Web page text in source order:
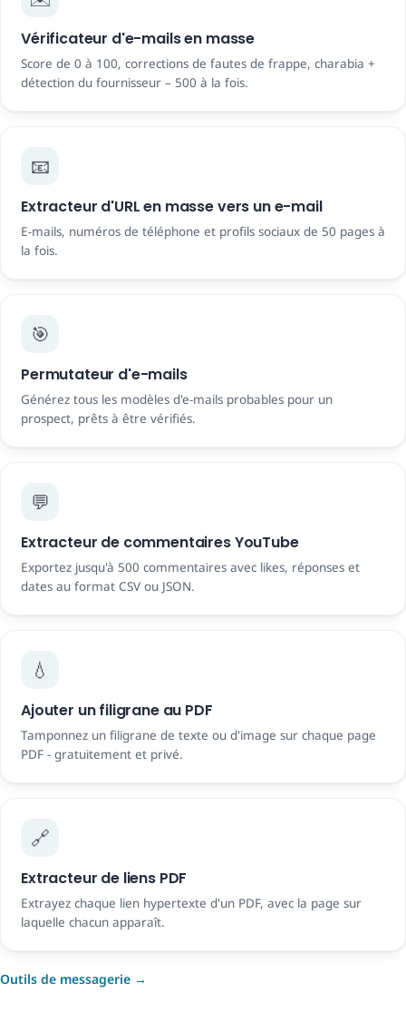
Vérificateur d'e-mails en masse
Score de 0 à 100, corrections de fautes de frappe, charabia +
détection du fournisseur – 500 à la fois.
📧
Extracteur d'URL en masse vers un e-mail
E-mails, numéros de téléphone et profils sociaux de 50 pages à
la fois.
🎯
Permutateur d'e-mails
Générez tous les modèles d'e-mails probables pour un
prospect, prêts à être vérifiés.
💬
Extracteur de commentaires YouTube
Exportez jusqu'à 500 commentaires avec likes, réponses et
dates au format CSV ou JSON.
💧
Ajouter un filigrane au PDF
Tamponnez un filigrane de texte ou d'image sur chaque page
PDF - gratuitement et privé.
🔗
Extracteur de liens PDF
Extrayez chaque lien hypertexte d'un PDF, avec la page sur
laquelle chacun apparaît.
Outils de messagerie →